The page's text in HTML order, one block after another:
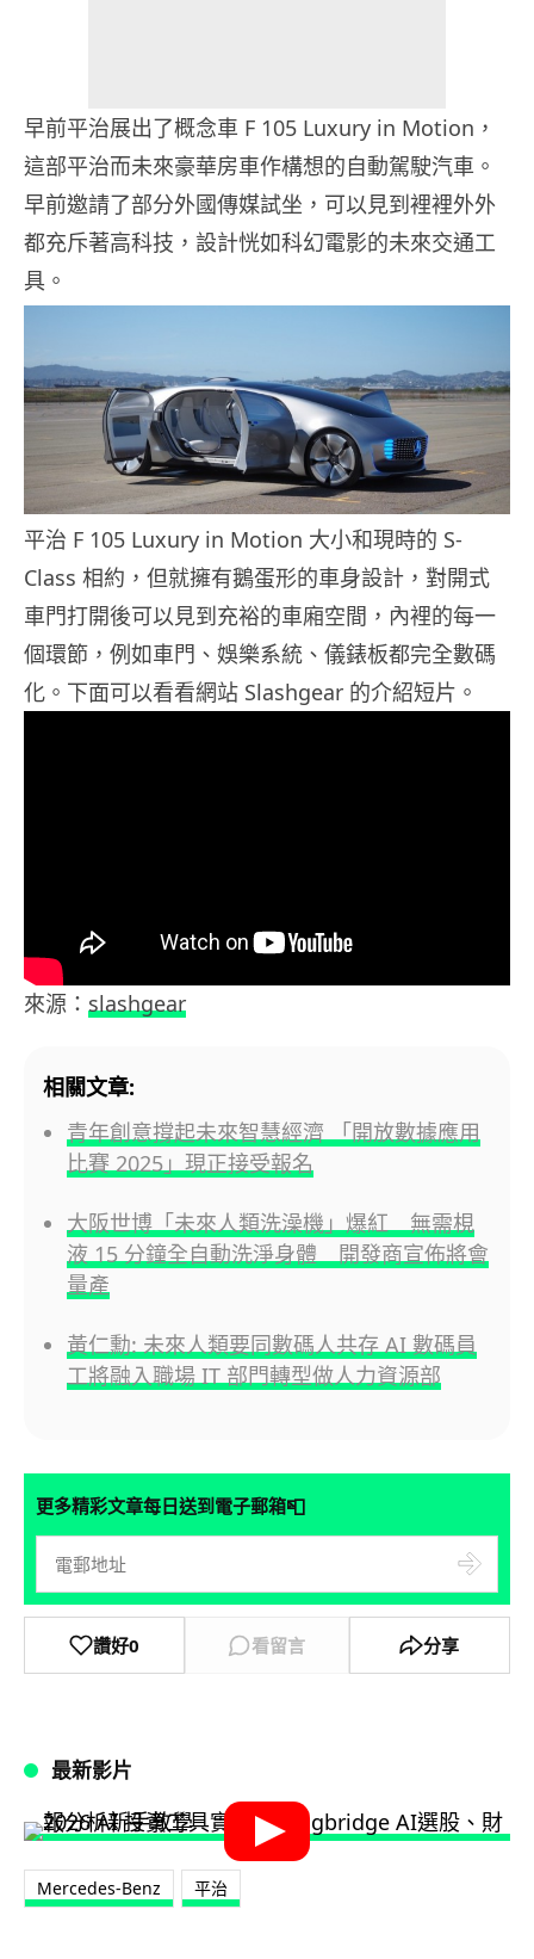
早前平治展出了概念車 F 105 Luxury in Motion，
這部平治而未來豪華房車作構想的自動駕駛汽車。
早前邀請了部分外國傳媒試坐，可以見到裡裡外外
都充斥著高科技，設計恍如科幻電影的未來交通工
具。
平治 F 105 Luxury in Motion 大小和現時的 S-
Class 相約，但就擁有鵝蛋形的車身設計，對開式
車門打開後可以見到充裕的車廂空間，內裡的每一
個環節，例如車門、娛樂系統、儀錶板都完全數碼
化。下面可以看看網站 Slashgear 的介紹短片。
來源： slashgear
相關文章:
青年創意撐起未來智慧經濟 「開放數據應用
比賽 2025」現正接受報名
大阪世博「未來人類洗澡機」爆紅 無需梘
液 15 分鐘全自動洗淨身體 開發商宣佈將會
量產
黃仁勳: 未來人類要同數碼人共存 AI 數碼員
工將融入職場 IT 部門轉型做人力資源部
更多精彩文章每日送到電子郵箱📮
讚好0 看留言 分享
最新影片
Mercedes-Benz 平治